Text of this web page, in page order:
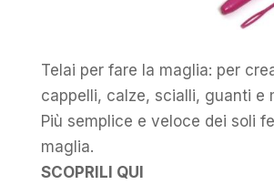
Telai per fare la maglia: per
cappelli, calze, scialli, guanti e
Più semplice e veloce dei soli
maglia.
SCOPRILI QUI